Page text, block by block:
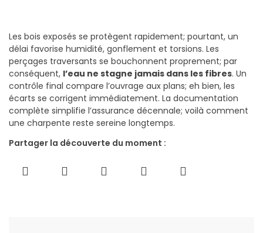
Les bois exposés se protègent rapidement; pourtant, un
délai favorise humidité, gonflement et torsions. Les
perçages traversants se bouchonnent proprement; par
conséquent, l’eau ne stagne jamais dans les fibres. Un
contrôle final compare l’ouvrage aux plans; eh bien, les
écarts se corrigent immédiatement. La documentation
complète simplifie l’assurance décennale; voilà comment
une charpente reste sereine longtemps.
Partager la découverte du moment :